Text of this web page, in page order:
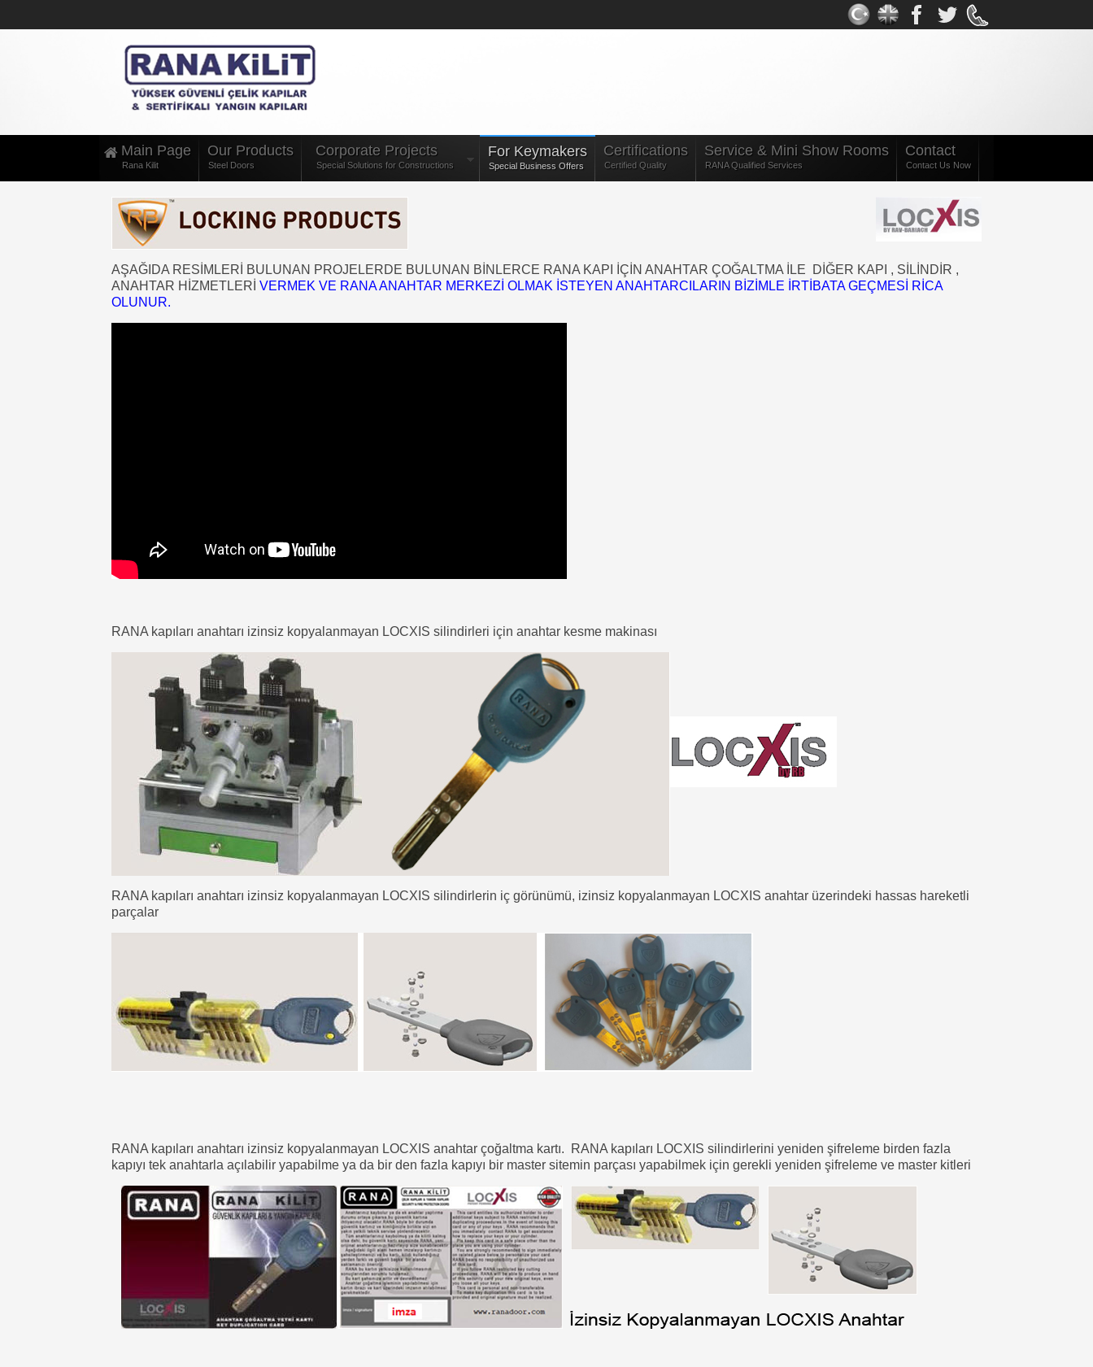
Facebook
TwittergplusYoutube
Main Page
Rana Kilit
Our Products
Steel Doors
Corporate Projects
Special Solutions for Constructions
For Keymakers
Special Business Offers
Certifications
Certified Quality
Service & Mini Show Rooms
RANA Qualified Services
Contact
Contact Us Now
AŞAĞIDA RESİMLERİ BULUNAN PROJELERDE BULUNAN BİNLERCE RANA KAPI İÇİN ANAHTAR ÇOĞALTMA İLE DİĞER KAPI , SİLİNDİR ,
ANAHTAR HİZMETLERİ VERMEK VE RANA ANAHTAR MERKEZİ OLMAK İSTEYEN ANAHTARCILARIN BİZİMLE İRTİBATA GEÇMESİ RİCA
OLUNUR.
RANA kapıları anahtarı izinsiz kopyalanmayan LOCXIS silindirleri için anahtar kesme makinası
RANA kapıları anahtarı izinsiz kopyalanmayan LOCXIS silindirlerin iç görünümü, izinsiz kopyalanmayan LOCXIS anahtar üzerindeki hassas hareketli
parçalar
RANA kapıları anahtarı izinsiz kopyalanmayan LOCXIS anahtar çoğaltma kartı. RANA kapıları LOCXIS silindirlerini yeniden şifreleme birden fazla
kapıyı tek anahtarla açılabilir yapabilme ya da bir den fazla kapıyı bir master sitemin parçası yapabilmek için gerekli yeniden şifreleme ve master kitleri